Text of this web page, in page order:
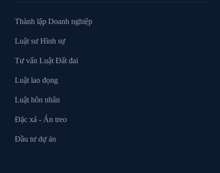
Thành lập Doanh nghiệp
Luật sư Hình sự
Tư vấn Luật Đất đai
Luật lao đọng
Luật hôn nhân
Đặc xá - Án treo
Đầu tư dự án